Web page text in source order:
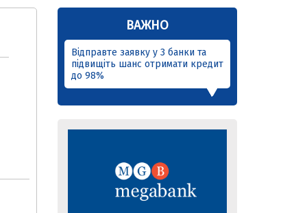
ВАЖНО
Відправте заявку у 3 банки та
підвищіть шанс отримати кредит
до 98%